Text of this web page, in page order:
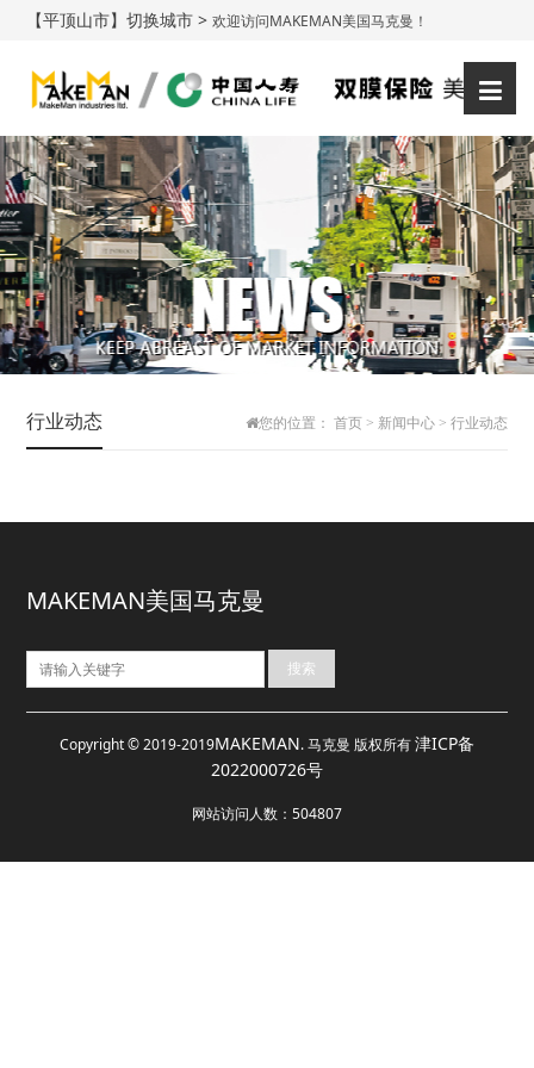
【平顶山市】切换城市 >欢迎访问MAKEMAN美国马克曼！
|注册
行业动态 您的位置： 首页> 新闻中心> 行业动态
MAKEMAN美国马克曼
Copyright © 2019-2019MAKEMAN. 马克曼 版权所有津ICP备
2022000726号
网站访问人数： 504807